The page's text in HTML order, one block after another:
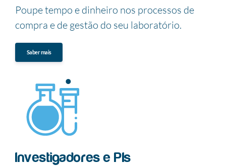
Poupe tempo e dinheiro nos processos de
compra e de gestão do seu laboratório.
Saber mais
Investigadores e PIs